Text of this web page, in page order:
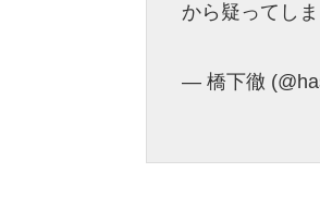
から疑ってしま
— 橋下徹